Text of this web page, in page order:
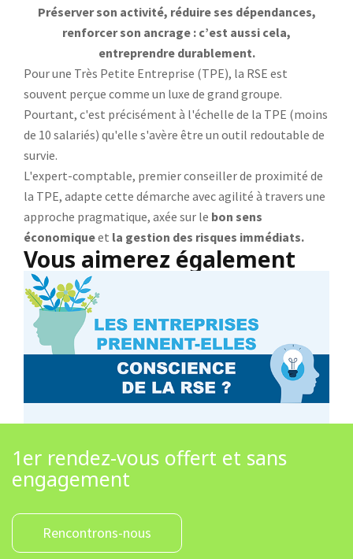
Préserver son activité, réduire ses dépendances,
renforcer son ancrage : c’est aussi cela,
entreprendre durablement.
Pour une Très Petite Entreprise (TPE), la RSE est
souvent perçue comme un luxe de grand groupe.
Pourtant, c'est précisément à l'échelle de la TPE (moins
de 10 salariés) qu'elle s'avère être un outil redoutable de
survie.
L'expert-comptable, premier conseiller de proximité de
la TPE, adapte cette démarche avec agilité à travers une
approche pragmatique, axée sur le bon sens
économiqueet la gestion des risques immédiats.
Vous aimerez également
1er rendez-vous offert et sans
engagement
Rencontrons-nous